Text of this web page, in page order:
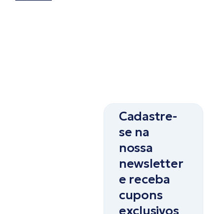
Cadastre-
se na
nossa
newsletter
e receba
cupons
exclusivos